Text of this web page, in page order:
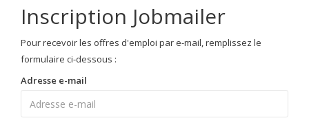
Inscription Jobmailer
Pour recevoir les offres d'emploi par e-mail, remplissez le
formulaire ci-dessous :
Adresse e-mail